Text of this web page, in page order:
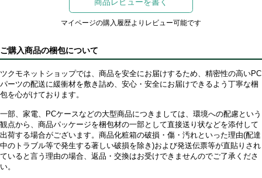
マイページの購入履歴よりレビュー可能です
ご購入商品の梱包について
ツクモネットショップでは、商品を安全にお届けするため、精密性の高いPC
パーツの配送に緩衝材を敷き詰め、安心・安全にお届けできるよう丁寧な梱
包を心がけております。
一部、家電、PCケースなどの大型商品につきましては、環境への配慮という
観点から、商品パッケージを梱包材の一部として直接送り状などを添付して
出荷する場合がございます。商品化粧箱の破損・傷・汚れといった理由(配達
中のトラブル等で発生する著しい破損を除き)および発送伝票等が直貼りされ
ていると言う理由の場合、返品・交換はお受けできませんのでご了承くださ
い。